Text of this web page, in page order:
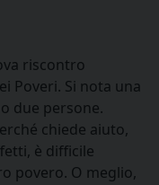
riscontro
Poveri. Si nota una
due persone.
chiede aiuto,
è difficile
povero. O meglio,